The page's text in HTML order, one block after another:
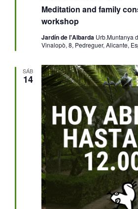
Meditation and family
workshop
Jardín de l'Albarda Urb.Muntanya
Vinalopò, 8, Pedreguer, Alicante,
SÁB
14